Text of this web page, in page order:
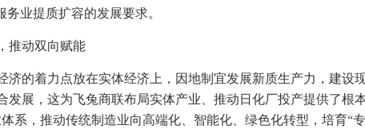
业提质扩容的发展要求。
推动双向赋能
济的着力点放在实体经济上，因地制宜发展新质生产力，建设
发展，这为飞兔商联布局实体产业、推动日化厂投产提供了根
系，推动传统制造业向高端化、智能化、绿色化转型，培育“